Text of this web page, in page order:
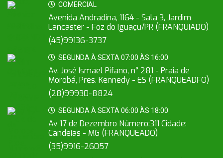
COMERCIAL
Avenida Andradina, 1164 - Sala 3, Jardim
Lancaster - Foz do Iguaçu/PR (FRANQUIADO)
(45)99136-3737
SEGUNDA À SEXTA 07:00 ÀS 16:00
Av. José Ismael Pifano, n° 281 - Praia de
Morobá, Pres. Kennedy - ES (FRANQUEADFO)
(28)99930-8824
SEGUNDA À SEXTA 06:00 ÀS 18:00
Av 17 de Dezembro Número:311 Cidade:
Candeias - MG (FRANQUEADO)
(35)9916-26057